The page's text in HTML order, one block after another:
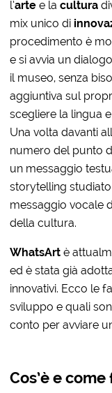
l’arte e lacultura
mix unico di
procedimento è
e si avvia un
il museo, senza
aggiuntiva sul
scegliere la lingua
Una volta davanti
numero del punto
un messaggio
storytelling
messaggio vocale
della cultura.
WhatsArt è
ed è stata già
innovativi. Ecco le
sviluppo e quali
conto per avviare
Cos’è e